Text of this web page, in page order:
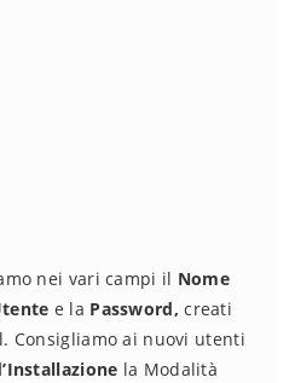
nei vari campi il Nome
e la Password,creati
Consigliamo ai nuovi utenti
la Modalità